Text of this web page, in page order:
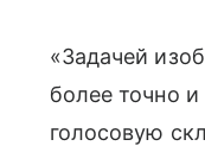
«Задачей
более точно
голосовую